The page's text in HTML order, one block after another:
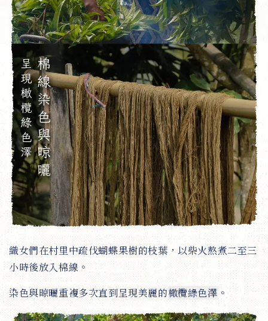
織女們在村里中疏伐蝴蝶果樹的枝葉，以柴火熬煮二至三
小時後放入棉線。
染色與晾曬重複多次直到呈現美麗的橄欖綠色澤 。